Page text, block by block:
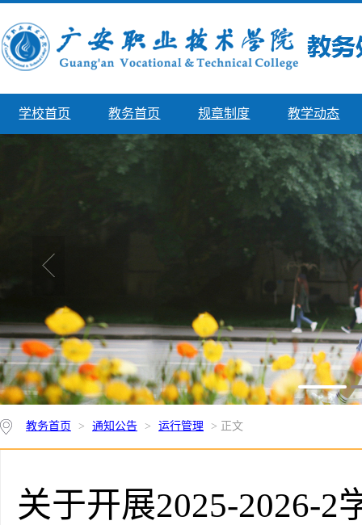
学校首页 教务首页 规章制度 教学动态
教务首页 > 通知公告 > 运行管理 > 正文
关于开展2025-2026-